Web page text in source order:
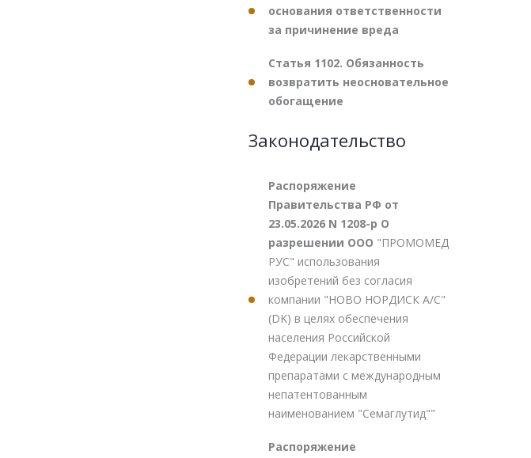
основания ответственности
за причинение вреда
Статья 1102. Обязанность
возвратить неосновательное
обогащение
Законодательство
Распоряжение
Правительства РФ от
23.05.2026 N 1208-р О
разрешении ООО "ПРОМОМЕД
РУС" использования
изобретений без согласия
компании "НОВО НОРДИСК А/С"
(DK) в целях обеспечения
населения Российской
Федерации лекарственными
препаратами с международным
непатентованным
наименованием "Семаглутид""
Распоряжение